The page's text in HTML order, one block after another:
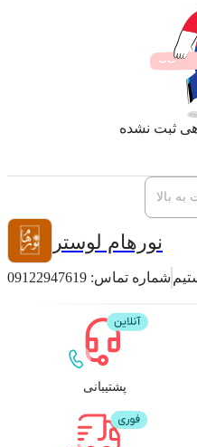
نورهام لوستر
شماره تماس: 09122947619
بالا
پشتیبانی